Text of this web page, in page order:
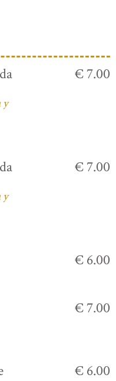
y
€ 7.00
y
€ 7.00
€ 6.00
€ 7.00
€ 6.00